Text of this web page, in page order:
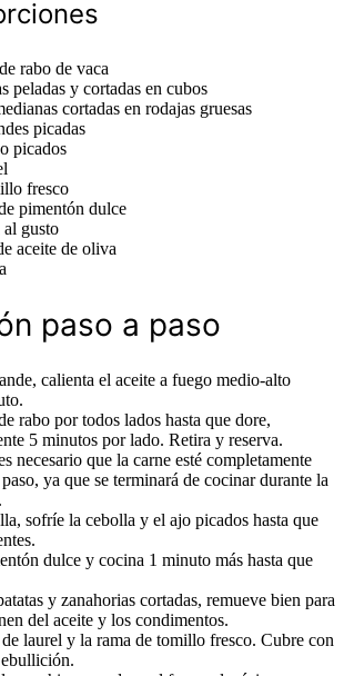
rabo de vaca
peladas y cortadas en cubos
cortadas en rodajas gruesas
picadas
picados
fresco
pimentón dulce
gusto
aceite de oliva
paso a paso
calienta el aceite a fuego medio-alto
rabo por todos lados hasta que dore,
5 minutos por lado. Retira y reserva.
necesario que la carne esté completamente
ya que se terminará de cocinar durante la
sofríe la cebolla y el ajo picados hasta que
dulce y cocina 1 minuto más hasta que
y zanahorias cortadas, remueve bien para
del aceite y los condimentos.
laurel y la rama de tomillo fresco. Cubre con